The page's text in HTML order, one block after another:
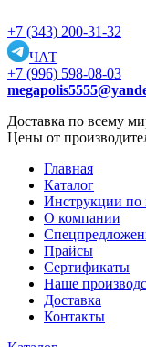
+7 (343) 200-31-32
ЧАТ
+7 (996) 598-08-03
Доставка по всему
Цены от
Главная
Каталог
Инструкции по
О компании
Прайсы
Сертификаты
Наше
Доставка
Контакты